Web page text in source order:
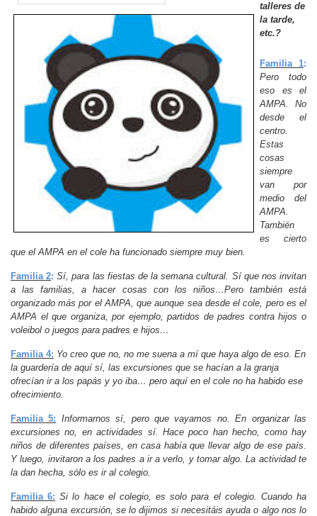
talleres de
la tarde,
etc.?
Familia 1:
Pero todo
eso es el
AMPA. No
desde el
centro.
Estas
cosas
siempre
van por
medio del
AMPA.
También
es cierto
que el AMPA en el cole ha funcionado siempre muy bien.
Familia 2:Sí, para las fiestas de la semana cultural. Sí que nos invitan
a las familias, a hacer cosas con los niños…Pero también está
organizado más por el AMPA, que aunque sea desde el cole, pero es el
AMPA el que organiza, por ejemplo, partidos de padres contra hijos o
voleibol o juegos para padres e hijos…
Familia 4: Yo creo que no, no me suena a mí que haya algo de eso. En
la guardería de aquí sí, las excursiones que se hacían a la granja
ofrecían ir a los papás y yo iba… pero aquí en el cole no ha habido ese
ofrecimiento.
Familia 5: Informarnos sí, pero que vayamos no. En organizar las
excursiones no, en actividades sí. Hace poco han hecho, como hay
niños de diferentes países, en casa había que llevar algo de ese país.
Y luego, invitaron a los padres a ir a verlo, y tomar algo. La actividad te
la dan hecha, sólo es ir al colegio.
Familia 6: Si lo hace el colegio, es solo para el colegio. Cuando ha
habido alguna excursión, se lo dijimos si necesitáis ayuda o algo nos lo